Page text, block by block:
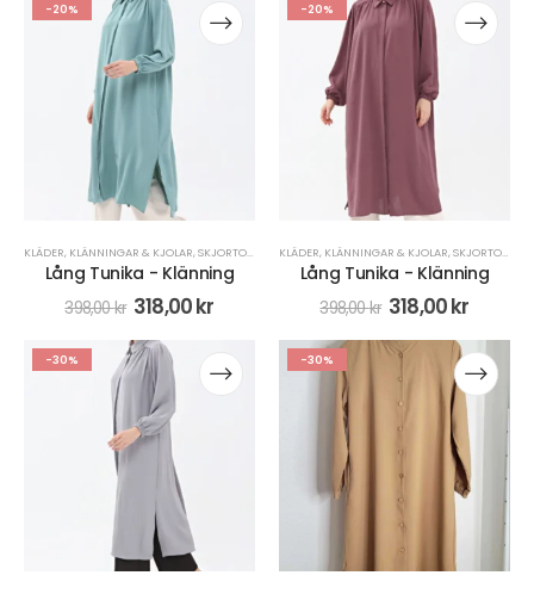
-20%
KLÄDER, KLÄNNINGAR & KJOLAR,SKJORTOR BLUSAR
Lång Tunika - Klänning
398,00kr 318,00kr
-20%
KLÄDER, KLÄNNINGAR & KJOLAR,SKJORTOR BLUSAR
Lång Tunika - Klänning
398,00kr 318,00kr
-30% -30%